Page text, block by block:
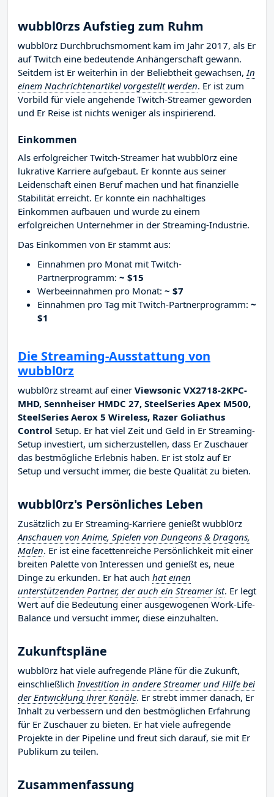
wubbl0rzs Aufstieg zum Ruhm
wubbl0rz Durchbruchsmoment kam im Jahr 2017, als Er
auf Twitch eine bedeutende Anhängerschaft gewann.
Seitdem ist Er weiterhin in der Beliebtheit gewachsen,In
einem Nachrichtenartikel vorgestellt werden. Er ist zum
Vorbild für viele angehende Twitch-Streamer geworden
und Er Reise ist nichts weniger als inspirierend.
Einkommen
Als erfolgreicher Twitch-Streamer hat wubbl0rz eine
lukrative Karriere aufgebaut. Er konnte aus seiner
Leidenschaft einen Beruf machen und hat finanzielle
Stabilität erreicht. Er konnte ein nachhaltiges
Einkommen aufbauen und wurde zu einem
erfolgreichen Unternehmer in der Streaming-Industrie.
Das Einkommen von Er stammt aus:
Einnahmen pro Monat mit Twitch-
Partnerprogramm: ~ $15
Werbeeinnahmen pro Monat: ~ $7
Einnahmen pro Tag mit Twitch-Partnerprogramm: ~
$1
Die Streaming-Ausstattung von
wubbl0rz
wubbl0rz streamt auf einer Viewsonic VX2718-2KPC-
MHD, Sennheiser HMDC 27, SteelSeries Apex M500,
SteelSeries Aerox 5 Wireless, Razer Goliathus
Control Setup. Er hat viel Zeit und Geld in Er Streaming-
Setup investiert, um sicherzustellen, dass Er Zuschauer
das bestmögliche Erlebnis haben. Er ist stolz auf Er
Setup und versucht immer, die beste Qualität zu bieten.
wubbl0rz's Persönliches Leben
Zusätzlich zu Er Streaming-Karriere genießt wubbl0rz
Anschauen von Anime, Spielen von Dungeons & Dragons,
Malen. Er ist eine facettenreiche Persönlichkeit mit einer
breiten Palette von Interessen und genießt es, neue
Dinge zu erkunden. Er hat auch hat einen
unterstützenden Partner, der auch ein Streamer ist. Er legt
Wert auf die Bedeutung einer ausgewogenen Work-Life-
Balance und versucht immer, diese einzuhalten.
Zukunftspläne
wubbl0rz hat viele aufregende Pläne für die Zukunft,
einschließlichInvestition in andere Streamer und Hilfe bei
der Entwicklung ihrer Kanäle. Er strebt immer danach, Er
Inhalt zu verbessern und den bestmöglichen Erfahrung
für Er Zuschauer zu bieten. Er hat viele aufregende
Projekte in der Pipeline und freut sich darauf, sie mit Er
Publikum zu teilen.
Zusammenfassung